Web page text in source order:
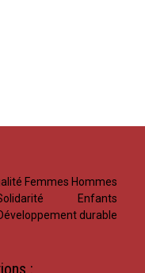
Femmes Hommes
Enfants
durable
: